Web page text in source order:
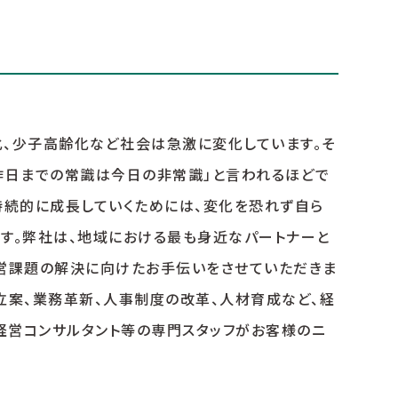
少子高齢化など社会は急激に変化しています。そ
日までの常識は今日の非常識」と言われるほどで
続的に成長していくためには、変化を恐れず自ら
。弊社は、地域における最も身近なパートナーと
課題の解決に向けたお手伝いをさせていただきま
、業務革新、人事制度の改革、人材育成など、経
コンサルタント等の専門スタッフがお客様のニ